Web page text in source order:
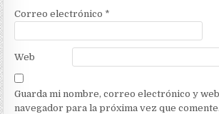
Correo electrónico *
Web
Guarda mi nombre, correo electrónico y
navegador para la próxima vez que comente.